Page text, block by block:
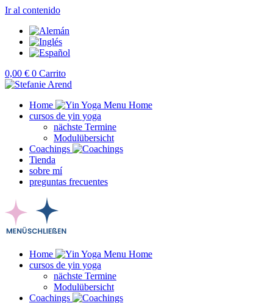
Ir al contenido
0,00 € 0 Carrito
Home
cursos de yin yoga
nächste Termine
Modulübersicht
Coachings
Tienda
sobre mí
preguntas frecuentes
Home
cursos de yin yoga
nächste Termine
Modulübersicht
Coachings